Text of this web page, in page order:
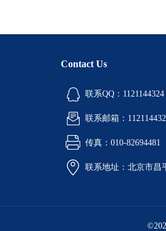
Contact Us
联系QQ：1121144324
联系邮箱：
传真：010-82694481
联系地址：北京市昌